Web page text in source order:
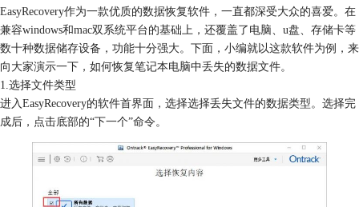
EasyRecovery作为一款优质的数据恢复软件，一直都深受大众的喜爱。在
兼容windows和mac双系统平台的基础上，还覆盖了电脑、u盘、存储卡等
数十种数据储存设备，功能十分强大。下面，小编就以这款软件为例，来
向大家演示一下，如何恢复笔记本电脑中丢失的数据文件。
1.选择文件类型
进入EasyRecovery的软件首界面，选择选择丢失文件的数据类型。选择完
成后，点击底部的“下一个”命令。